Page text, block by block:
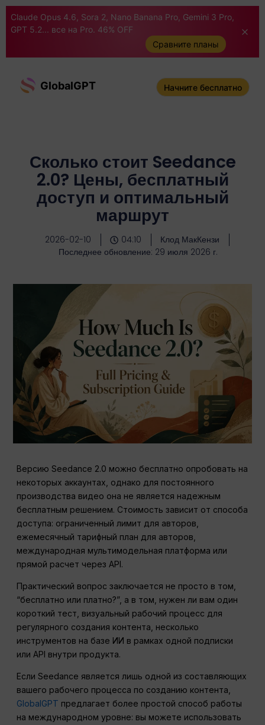
Claude Opus 4.6, Sora 2, Nano Banana Pro, Gemini 3 Pro,
GPT 5.2... все на Pro. 46% OFF
Сравните планы
GlobalGPT Начните бесплатно
Сколько стоит Seedance
2.0? Цены, бесплатный
доступ и оптимальный
маршрут
2026-02-10 04:10
Клод МакКензи
Последнее обновление: 29 июля 2026 г.
Версию Seedance 2.0 можно бесплатно опробовать на
некоторых аккаунтах, однако для постоянного
производства видео она не является надежным
бесплатным решением. Стоимость зависит от способа
доступа: ограниченный лимит для авторов,
ежемесячный тарифный план для авторов,
международная мультимодельная платформа или
прямой расчет через API.
Практический вопрос заключается не просто в том,
“бесплатно или платно?”, а в том, нужен ли вам один
короткий тест, визуальный рабочий процесс для
регулярного создания контента, несколько
инструментов на базе ИИ в рамках одной подписки
или API внутри продукта.
Если Seedance является лишь одной из составляющих
вашего рабочего процесса по созданию контента,
GlobalGPT предлагает более простой способ работы
на международном уровне: вы можете использовать